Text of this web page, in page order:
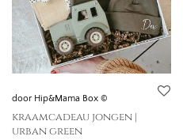
door Hip&Mama Box ©
kraamcadeau jongen |
urban green